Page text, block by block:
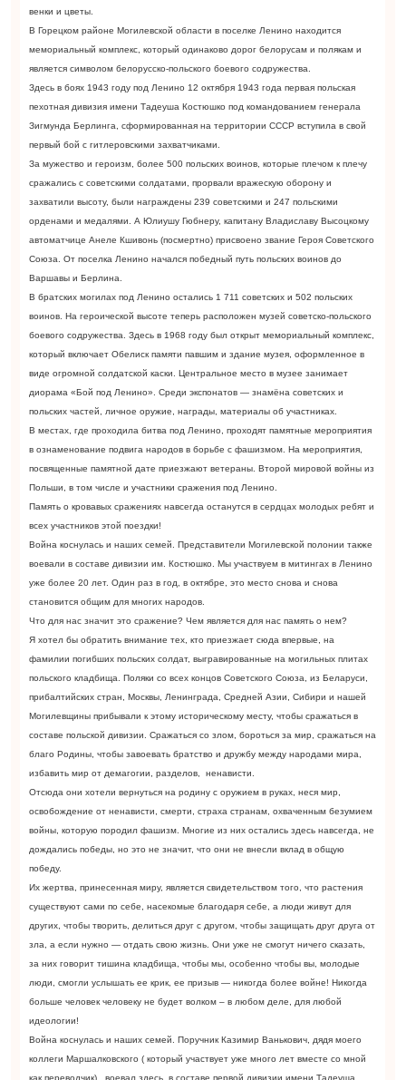
венки и цветы.
В Горецком районе Могилевской области в поселке Ленино находится
мемориальный комплекс, который одинаково дорог белорусам и полякам и
является символом белорусско-польского боевого содружества.
Здесь в боях 1943 году под Ленино 12 октября 1943 года первая польская
пехотная дивизия имени Тадеуша Костюшко под командованием генерала
Зигмунда Берлинга, сформированная на территории СССР вступила в свой
первый бой с гитлеровскими захватчиками.
За мужество и героизм, более 500 польских воинов, которые плечом к плечу
сражались с советскими солдатами, прорвали вражескую оборону и
захватили высоту, были награждены 239 советскими и 247 польскими
орденами и медалями. А Юлиушу Гюбнеру, капитану Владиславу Высоцкому
автоматчице Анеле Кшивонь (посмертно) присвоено звание Героя Советского
Союза. От поселка Ленино начался победный путь польских воинов до
Варшавы и Берлина.
В братских могилах под Ленино остались 1 711 советских и 502 польских
воинов. На героической высоте теперь расположен музей советско-польского
боевого содружества. Здесь в 1968 году был открыт мемориальный комплекс,
который включает Обелиск памяти павшим и здание музея, оформленное в
виде огромной солдатской каски. Центральное место в музее занимает
диорама «Бой под Ленино». Среди экспонатов — знамёна советских и
польских частей, личное оружие, награды, материалы об участниках.
В местах, где проходила битва под Ленино, проходят памятные мероприятия
в ознаменование подвига народов в борьбе с фашизмом. На мероприятия,
посвященные памятной дате приезжают ветераны. Второй мировой войны из
Польши, в том числе и участники сражения под Ленино.
Память о кровавых сражениях навсегда останутся в сердцах молодых ребят и
всех участников этой поездки!
Война коснулась и наших семей. Представители Могилевской полонии также
воевали в составе дивизии им. Костюшко. Мы участвуем в митингах в Ленино
уже более 20 лет. Один раз в год, в октябре, это место снова и снова
становится общим для многих народов.
Что для нас значит это сражение? Чем является для нас память о нем?
Я хотел бы обратить внимание тех, кто приезжает сюда впервые, на
фамилии погибших польских солдат, выгравированные на могильных плитах
польского кладбища. Поляки со всех концов Советского Союза, из Беларуси,
прибалтийских стран, Москвы, Ленинграда, Средней Азии, Сибири и нашей
Могилевщины прибывали к этому историческому месту, чтобы сражаться в
составе польской дивизии. Сражаться со злом, бороться за мир, сражаться на
благо Родины, чтобы завоевать братство и дружбу между народами мира,
избавить мир от демагогии, разделов, ненависти.
Отсюда они хотели вернуться на родину с оружием в руках, неся мир,
освобождение от ненависти, смерти, страха странам, охваченным безумием
войны, которую породил фашизм. Многие из них остались здесь навсегда, не
дождались победы, но это не значит, что они не внесли вклад в общую
победу.
Их жертва, принесенная миру, является свидетельством того, что растения
существуют сами по себе, насекомые благодаря себе, а люди живут для
других, чтобы творить, делиться друг с другом, чтобы защищать друг друга от
зла, а если нужно — отдать свою жизнь. Они уже не смогут ничего сказать,
за них говорит тишина кладбища, чтобы мы, особенно чтобы вы, молодые
люди, смогли услышать ее крик, ее призыв — никогда более войне! Никогда
больше человек человеку не будет волком – в любом деле, для любой
идеологии!
Война коснулась и наших семей. Поручник Казимир Ванькович, дядя моего
коллеги Маршалковского ( который участвует уже много лет вместе со мной
как переводчик) , воевал здесь, в составе первой дивизии имени Тадеуша